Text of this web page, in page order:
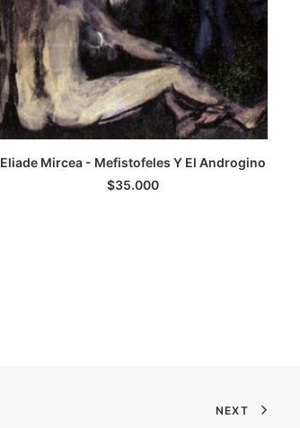
Eliade Mircea - Mefistofeles Y El Androgino
$35.000
NEXT